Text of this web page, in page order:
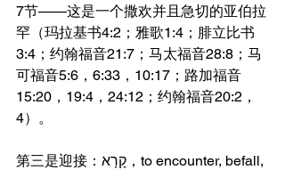
7节——这是一个撒欢并且急切的亚伯拉
罕（玛拉基书4:2；雅歌1:4；腓立比书
3:4；约翰福音21:7；马太福音28:8；马
可福音5:6，6:33，10:17；路加福音
15:20，19:4，24:12；约翰福音20:2，
4）。
第三是迎接：קָרָא，to encounter, befall,